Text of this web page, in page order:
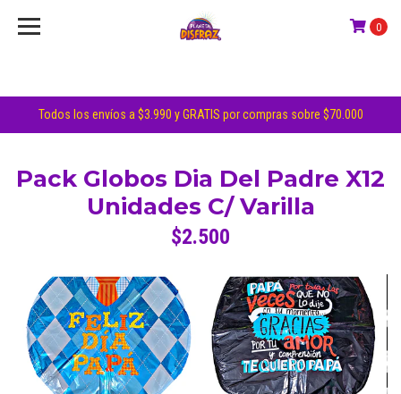
Todos los envíos a $3.990 y GRATIS por compras sobre $70.000
0
Pack Globos Dia Del Padre X12
Unidades C/ Varilla
$2.500